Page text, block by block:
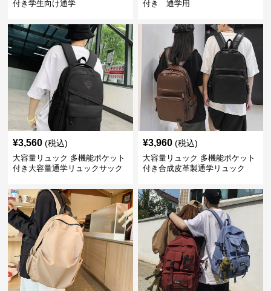
付き学生向け通学
付き 通学用
¥3,560 (税込)
大容量リュック 多機能ポケット
付き大容量通学リュックサック
¥3,960 (税込)
大容量リュック 多機能ポケット
付き合成皮革製通学リュック